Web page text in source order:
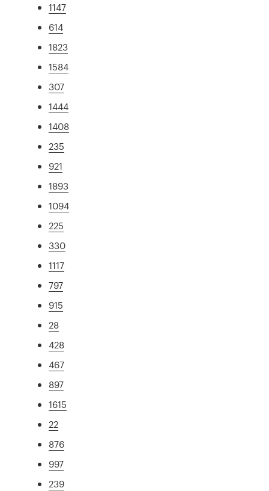
1147
614
1823
1584
307
1444
1408
235
921
1893
1094
225
330
1117
797
915
28
428
467
897
1615
22
876
997
239